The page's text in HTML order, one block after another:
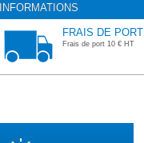
INFORMATIONS
FRAIS DE PORT
Frais de port 10 € HT